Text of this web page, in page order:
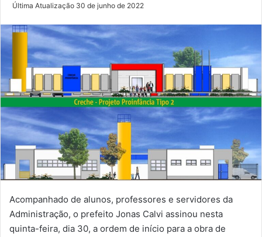
Última Atualização 30 de junho de 2022
Acompanhado de alunos, professores e servidores da
Administração, o prefeito Jonas Calvi assinou nesta
quinta-feira, dia 30, a ordem de início para a obra de